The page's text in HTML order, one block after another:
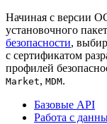
Начиная с версии
установочного
безопасности,
с сертификатом
профилей
Market, MDM.
Базовые API
Работа с